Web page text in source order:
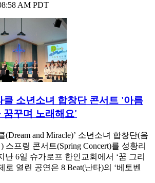
AM PDT
클 소년소녀 합창단 콘서트 '아름
꿈꾸며 노래해요'
(Dream and Miracle)’ 소년소녀 합창단(음
스프링 콘서트(Spring Concert)를 성황리
난 6일 슈가로프 한인교회에서 ‘꿈 그리
로 열린 공연은 8 Beat(난타)의 ‘베토벤